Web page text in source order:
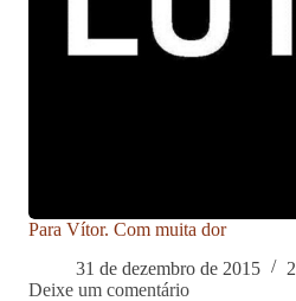
Para Vítor. Com muita dor
31 de dezembro de 2015
Deixe um comentário